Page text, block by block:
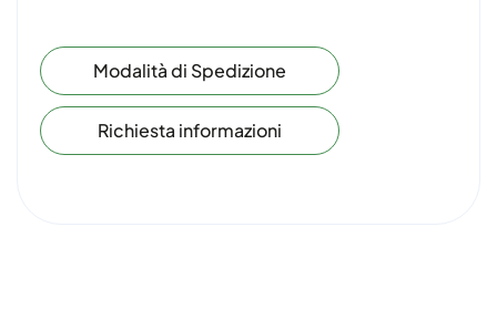
Modalità di Spedizione
Richiesta informazioni